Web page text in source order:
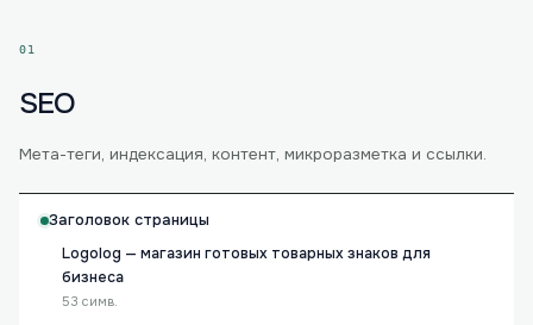
01
SEO
Мета-теги, индексация, контент, микроразметка и ссылки.
Заголовок страницы
Logolog — магазин готовых товарных знаков для
бизнеса
53 симв.